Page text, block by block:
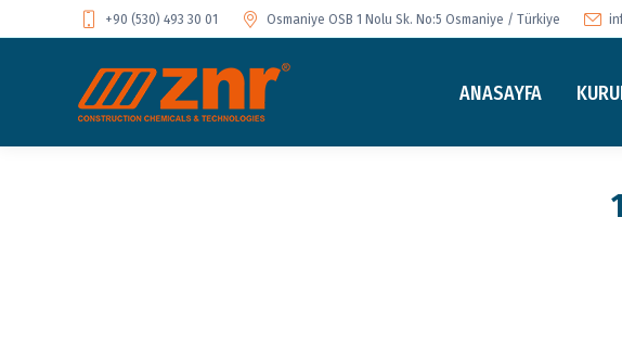
+90 (530) 493 30 01 Osmaniye OSB 1 Nolu Sk. No:5 Osmaniye / Türkiye
ANASAYFA